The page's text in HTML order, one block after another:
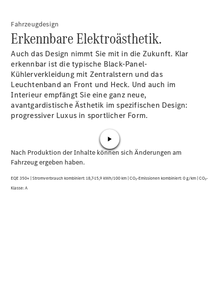
Fahrzeugdesign
Erkennbare Elektroästhetik.
Auch das Design nimmt Sie mit in die Zukunft. Klar
erkennbar ist die typische Black-Panel-
Kühlerverkleidung mit Zentralstern und das
Leuchtenband an Front und Heck. Und auch im
Interieur empfängt Sie eine ganz neue,
avantgardistische Ästhetik im spezifischen Design:
progressiver Luxus in sportlicher Form.